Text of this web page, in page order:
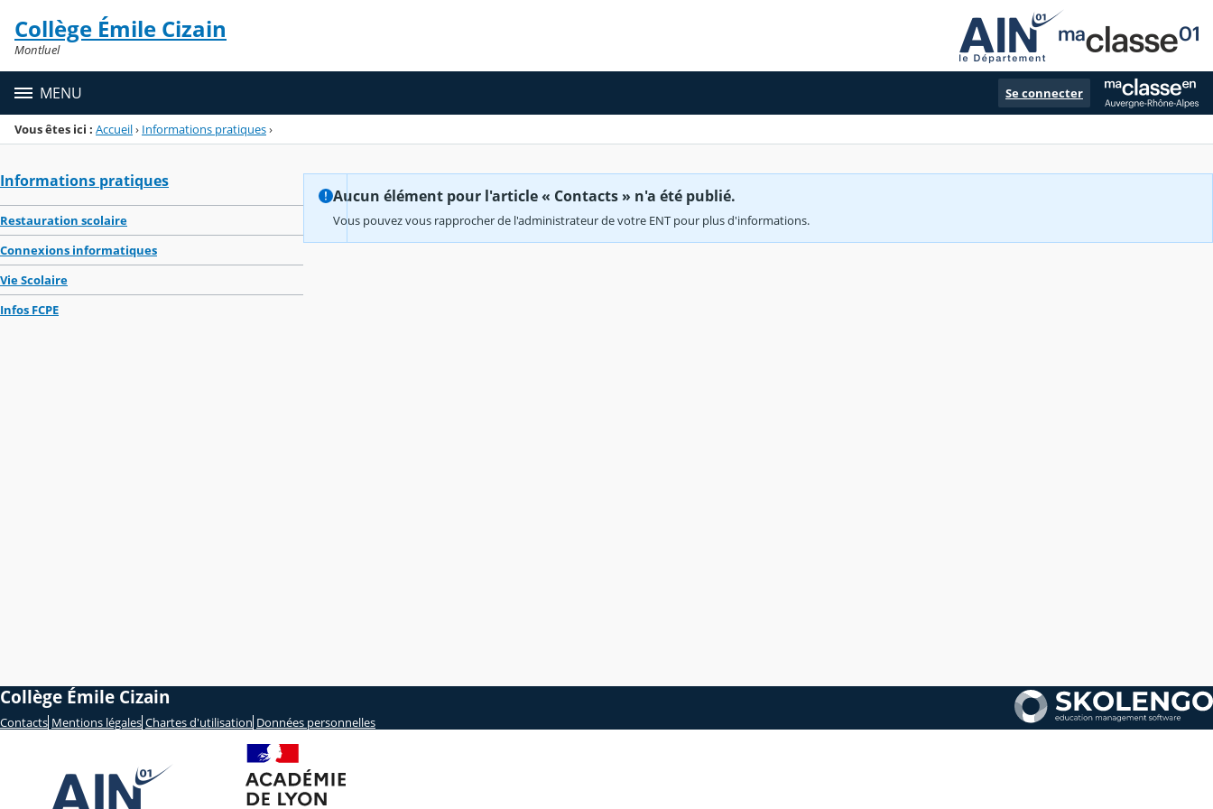
Menu de la rubrique
Contenu
Collège Émile Cizain
Montluel
MENU Se connecter
Vous êtes ici : Accueil› Informations pratiques›
Informations pratiques
Restauration scolaire
Connexions informatiques
Vie Scolaire
Infos FCPE
Aucun élément pour l'article « Contacts » n'a été publié.
Vous pouvez vous rapprocher de l'administrateur de votre ENT pour plus d'informations.
Collège Émile Cizain
Contacts Mentions légales Chartes d'utilisation Données personnelles